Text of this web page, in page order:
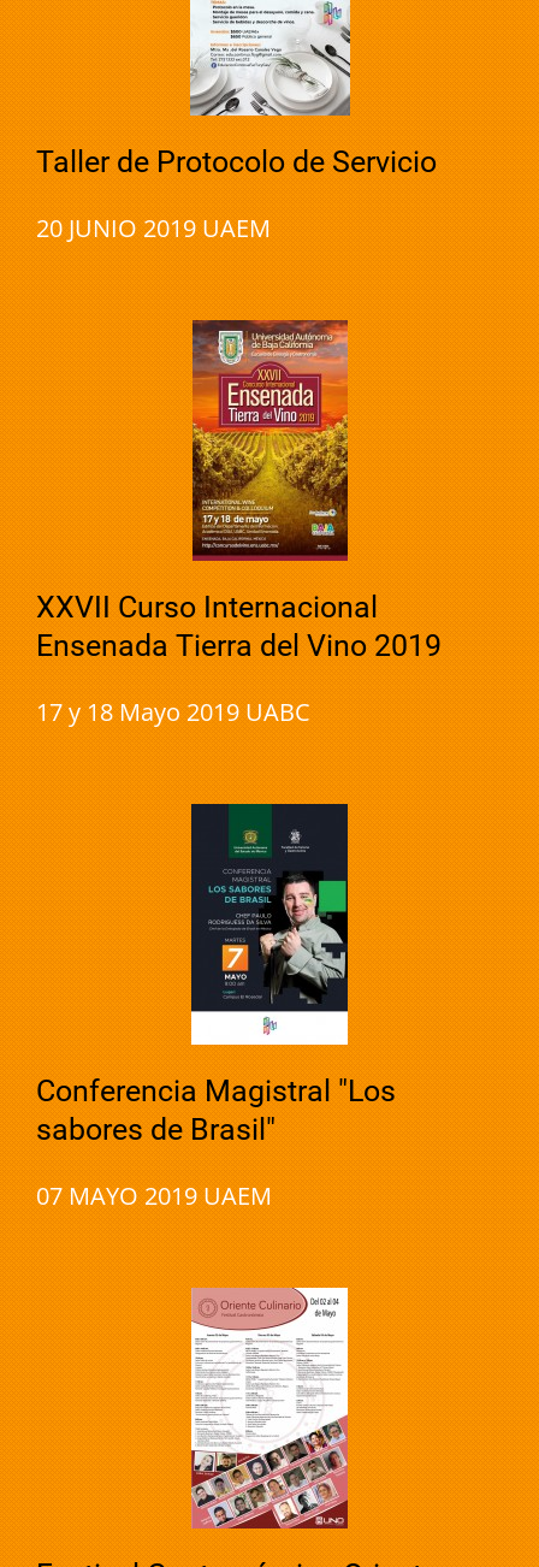
Taller de Protocolo de Servicio
20 JUNIO 2019 UAEM
XXVII Curso Internacional
Ensenada Tierra del Vino 2019
17 y 18 Mayo 2019 UABC
Conferencia Magistral "Los
sabores de Brasil"
07 MAYO 2019 UAEM